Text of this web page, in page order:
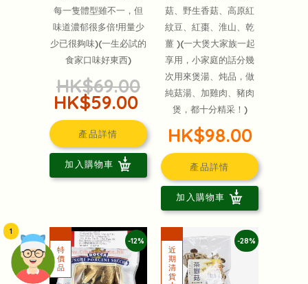
1
每一隻體型雖不一，但
味道濃郁很多倍!用量少
少已很夠味)(一生必試的
食家口味好東西)
HK$69.00
HK$59.00
產品詳情
加入購物車
菇、野生香菇、高原紅
紋豆、紅棗、淮山、乾
薑 )(一大煲大家族一起
享用，小家庭的話分幾
次用來煲湯、炖品，做
純菇湯、加雞肉、豬肉
煲，都十分精采！)
HK$98.00
產品詳情
加入購物車
-12% -28%